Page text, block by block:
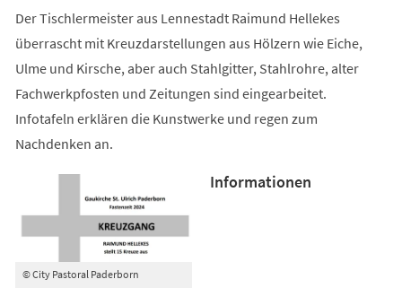
Der Tischlermeister aus Lennestadt Raimund Hellekes
überrascht mit Kreuzdarstellungen aus Hölzern wie Eiche,
Ulme und Kirsche, aber auch Stahlgitter, Stahlrohre, alter
Fachwerkpfosten und Zeitungen sind eingearbeitet.
Infotafeln erklären die Kunstwerke und regen zum
Nachdenken an.
© City Pastoral Paderborn
Informationen